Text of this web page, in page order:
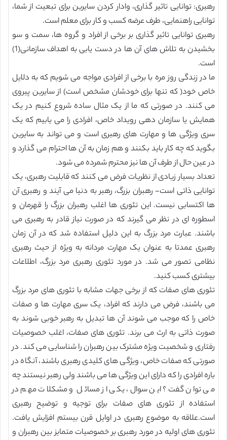
رهبری: توانایی تاثیر گذاری، وادار کردن سایرین برای تبعیت از شما،
توانایی راهنمایی، طرف عرضه کسب و کار برای معلم است.
رهبری توانایی تاثیر گذاری بر برخی از افراد و گروه ها، سمت و سو
بخشیدن به تلاش های آن ها در دست یابی به اهداف سازمانی(1)
است.
ما در زندگی روز مره با برخی از افرادی مواجه می شویم که به دلایل
خاص خود( که تنها برای خودشان مشخص است) از سایرین پیروی
می کنند. در صورتی که ما از یک مثال ساده شروع کنیم در یک
همایش یا سازمان دهی رویداد خاص، افرادی را می یابیم که یک
سری ویژگی ها و مهارت های رهبری است و می تواند به سایرین
بگوید که چه کار باید بکنند و هم زمان به آن ها احترام می گذارد و
در عین حال از طرف آن ها نیز محترم شمرده می شود.
تعداد بسیار زیادی از نظریات فرض می کنند که قابلیت رهبری، یک
توانایی ذاتی است- رهبران بزرگ، رهبر به دنیا می آیند و رهبری آن
ها اکتسابی نیست. این تئوری ها اغلب رهبران بزرگ را قهرمان و
اسطوره ای در نظر می گیرند که در صورت نیاز قادر به رهبری می
باشند. عبارت مرد بزرگ به این دلیل استفاده شد که در آن زمان
رهبری عمدتا به عنوان یک مهارت مردانه به ویژه از حیث رهبری
نظامی تصور می شد. در مورد تئوری رهبری مرد بزرگ، اطلاعات
بیشتری کسب کنید.
تئوری های صفات که از برخی جهات مشابه با تئوری های مرد بزرگ
می باشند، فرض می دارند که افراد، یک سری مهارت ها و صفات
خاص را که موجب می شوند آن ها تبدیل به رهبر خوبی شوند به
صورت ذاتی به ارث می برند. تئوری های صفات، اغلب خصوصیات
رفتاری و شخصیت ویژه مشترک بین رهبران را شناسایی می کند. در
صورتی که صفات خاص، ویژگی های کلیدی رهبری باشند، آنگاه در
باره افرادی را که دارای این ویژگی ها می باشند ولی رهبر نیستند چه
می توان گفت؟ این سوال، یکی از مسائل و مشکلات مهم در
استفاده از تئوری های صفات برای توجیه و توضیح رهبری
است.علاقه به موضوع رهبری در اوایل قرن بیستم افزایش یافت.
تئوری های اولیه در مورد رهبری بر خصوصیات متمایز بین رهبران و